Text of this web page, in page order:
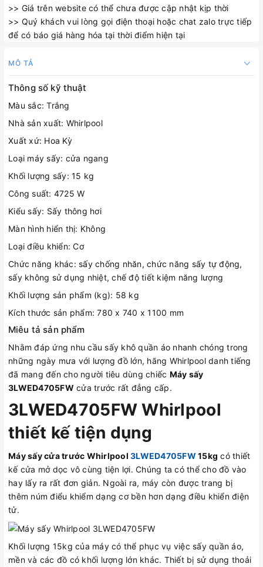
>> Giá trên website có thể chưa được cập nhật kịp thời
>> Quý khách vui lòng gọi điện thoại hoặc chat zalo trực tiếp
để có báo giá hàng hóa tại thời điểm hiện tại
MÔ TẢ
Thông số kỹ thuật
Màu sắc: Trắng
Nhà sản xuất: Whirlpool
Xuất xứ: Hoa Kỳ
Loại máy sấy: cửa ngang
Khối lượng sấy: 15 kg
Công suất: 4725 W
Kiểu sấy: Sấy thông hơi
Màn hình hiển thị: Không
Loại điều khiển: Cơ
Chức năng khác: sấy chống nhăn, chức năng sấy tự động,
sấy không sử dụng nhiệt, chế độ tiết kiệm năng lượng
Khối lượng sản phẩm (kg): 58 kg
Kích thước sản phẩm: 780 x 740 x 1100 mm
Miêu tả sản phẩm
Nhằm đáp ứng nhu cầu sấy khô quần áo nhanh chóng trong
những ngày mưa với lượng đồ lớn, hãng Whirlpool danh tiếng
đã mang đến cho người tiêu dùng chiếc Máy sấy
3LWED4705FW cửa trước rất đẳng cấp.
3LWED4705FW Whirlpool
thiết kế tiện dụng
Máy sấy cửa trước Whirlpool 3LWED4705FW 15kg có thiết
kế cửa mở dọc vô cùng tiện lợi. Chúng ta có thể cho đồ vào
hay lấy ra rất đơn giản. Ngoài ra, máy còn được trang bị
thêm núm điểu khiểm dạng cơ bền hơn dạng điều khiển điện
tử.
Khối lượng 15kg của máy có thể phục vụ việc sấy quần áo,
mền và các đồ có khối lượng lớn khác. Thiết bị sử dụng thoải